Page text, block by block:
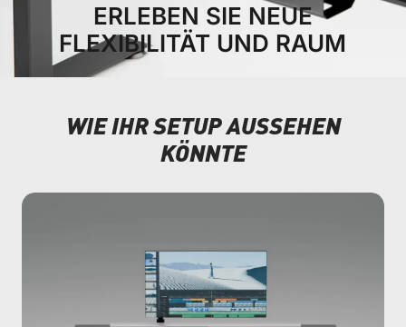
ERLEBEN SIE NEUE
FLEXIBILITÄT UND RAUM
WIE IHR SETUP AUSSEHEN
KÖNNTE